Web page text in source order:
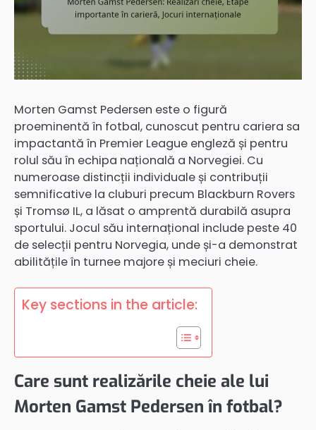
Morten Gamst Pedersen este o figură
proeminentă în fotbal, cunoscut pentru cariera sa
impactantă în Premier League engleză și pentru
rolul său în echipa națională a Norvegiei. Cu
numeroase distincții individuale și contribuții
semnificative la cluburi precum Blackburn Rovers
și Tromsø IL, a lăsat o amprentă durabilă asupra
sportului. Jocul său internațional include peste 40
de selecții pentru Norvegia, unde și-a demonstrat
abilitățile în turnee majore și meciuri cheie.
Key sections in the article:
Care sunt realizările cheie ale lui
Morten Gamst Pedersen în fotbal?